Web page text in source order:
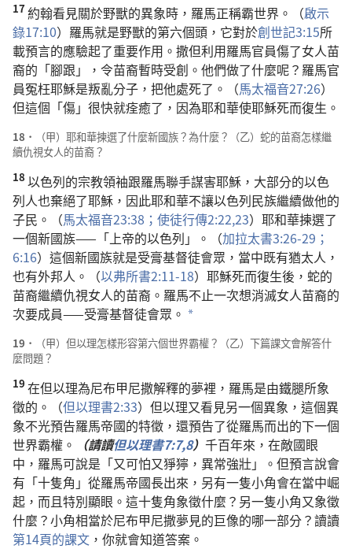
17約翰看見關於野獸的異象時，羅馬正稱霸世界。（啟示
錄17:10）羅馬就是野獸的第六個頭，它對於創世記3:15所
載預言的應驗起了重要作用。撒但利用羅馬官員傷了女人苗
裔的「腳跟」，令苗裔暫時受創。他們做了什麼呢？羅馬官
員冤枉耶穌是叛亂分子，把他處死了。（馬太福音27:26）
但這個「傷」很快就痊癒了，因為耶和華使耶穌死而復生。
18．
（甲）耶和華揀選了什麼新國族？為什麼？（乙）蛇的苗裔怎樣繼
續仇視女人的苗裔？
18以色列的宗教領袖跟羅馬聯手謀害耶穌，大部分的以色
列人也棄絕了耶穌，因此耶和華不讓以色列民族繼續做他的
子民。（馬太福音23:38； 使徒行傳2:22,23）耶和華揀選了
一個新國族——「上帝的以色列」。（加拉太書3:26-29；
6:16）這個新國族就是受膏基督徒會眾，當中既有猶太人，
也有外邦人。（以弗所書2:11-18）耶穌死而復生後，蛇的
苗裔繼續仇視女人的苗裔。羅馬不止一次想消滅女人苗裔的
次要成員——受膏基督徒會眾。 *
19．
（甲）但以理怎樣形容第六個世界霸權？（乙）下篇課文會解答什
麼問題？
19 在但以理為尼布甲尼撒解釋的夢裡，羅馬是由鐵腿所象
徵的。（但以理書2:33）但以理又看見另一個異象，這個異
象不光預告羅馬帝國的特徵，還預告了從羅馬而出的下一個
世界霸權。
（請讀但以理書7:7,8） 千百年來，在敵國眼
中，羅馬可說是「又可怕又猙獰，異常強壯」。但預言說會
有「十隻角」從羅馬帝國長出來，另有一隻小角會在當中崛
起，而且特別顯眼。這十隻角象徵什麼？另一隻小角又象徵
什麼？小角相當於尼布甲尼撒夢見的巨像的哪一部分？讀讀
第14頁的課文 ，你就會知道答案。